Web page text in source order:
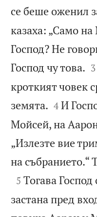
се беше оженил
казаха: „Само
Господ? Не
Господ чу това. 
3
кроткият човек
земята. 

4 И
Мойсей, на
„Излезте вие
на събранието.“

5 Тогава Господ
застана пред